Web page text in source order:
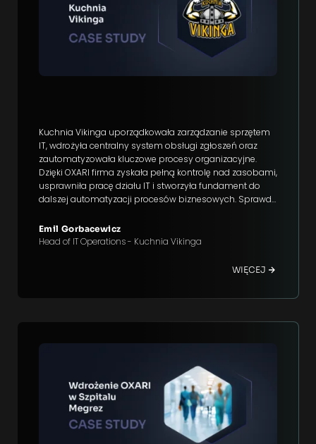
Kuchnia Vikinga uporządkowała zarządzanie sprzętem
IT, wdrożyła centralny system obsługi zgłoszeń oraz
zautomatyzowała kluczowe procesy organizacyjne.
Dzięki OXARI firma zyskała pełną kontrolę nad zasobami,
usprawniła pracę działu IT i stworzyła fundament do
dalszej automatyzacji procesów biznesowych. Sprawdź,
okazały się najbardziej wartościowe.
Emil Gorbacewicz
Head of IT Operations - Kuchnia Vikinga
WIĘCEJ